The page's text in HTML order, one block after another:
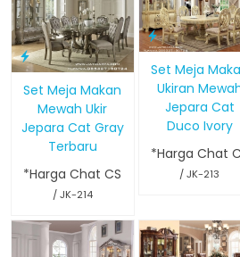
Set Meja Makan
Mewah Ukir
Jepara Cat Gray
Terbaru
*Harga Chat CS
/ JK-214
Set Meja
Ukiran
Jepara Cat
Duco Ivory
*Harga Chat
/ JK-213